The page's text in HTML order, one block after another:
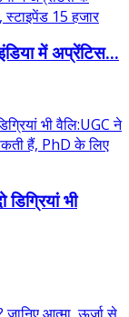
में अप्रेंटिस...
भी